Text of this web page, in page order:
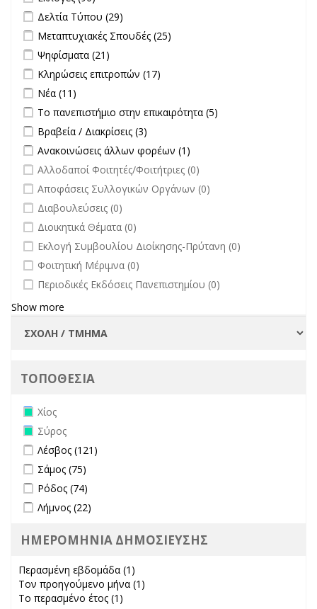
Apply Δελτία Τύπου filter
Δελτία Τύπου (29)
Apply Μεταπτυχιακές Σπουδές filter
Μεταπτυχιακές Σπουδές (25)
Apply Ψηφίσματα filter
Ψηφίσματα (21)
Apply Κληρώσεις επιτροπών filter
Κληρώσεις επιτροπών (17)
Apply Νέα filter
Νέα (11)
Apply Το πανεπιστήμιο στην επικαιρότητα filter
Το πανεπιστήμιο στην επικαιρότητα (5)
Apply Βραβεία / Διακρίσεις filter
Βραβεία / Διακρίσεις (3)
Apply Ανακοινώσεις άλλων φορέων filter
Ανακοινώσεις άλλων φορέων (1)
undefined
Αλλοδαποί Φοιτητές/Φοιτήτριες (0)
undefined
Αποφάσεις Συλλογικών Οργάνων (0)
undefined
Διαβουλεύσεις (0)
undefined
Διοικητικά Θέματα (0)
undefined
Εκλογή Συμβουλίου Διοίκησης-Πρύτανη (0)
undefined
Φοιτητική Μέριμνα (0)
undefined
Περιοδικές Εκδόσεις Πανεπιστημίου (0)
Show more
ΤΟΠΟΘΕΣΙΑ
Remove Χίος filter
Χίος
Remove Σύρος filter
Σύρος
Apply Λέσβος filter
Λέσβος (121)
Apply Σάμος filter
Σάμος (75)
Apply Ρόδος filter
Ρόδος (74)
Apply Λήμνος filter
Λήμνος (22)
ΗΜΕΡΟΜΗΝΙΑ ΔΗΜΟΣΙΕΥΣΗΣ
Περασμένη εβδομάδα (1)
Τον προηγούμενο μήνα (1)
Το περασμένο έτος (1)